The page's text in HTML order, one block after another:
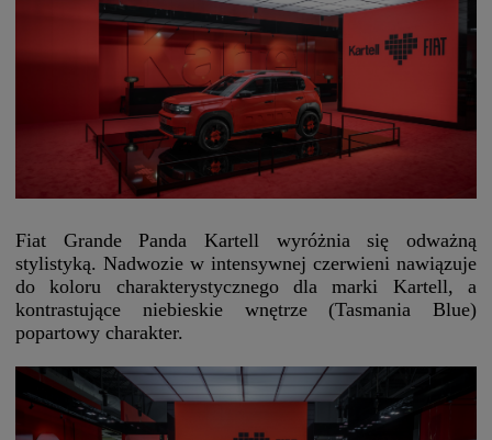
Fiat Grande Panda Kartell wyróżnia się odważną
stylistyką. Nadwozie w intensywnej czerwieni nawiązuje
do koloru charakterystycznego dla marki Kartell, a
kontrastujące niebieskie wnętrze (Tasmania Blue)
popartowy charakter.